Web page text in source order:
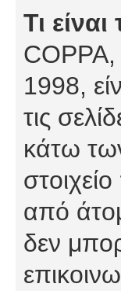
Τι
COPPA,
1998,
τις
κάτω
από
δεν